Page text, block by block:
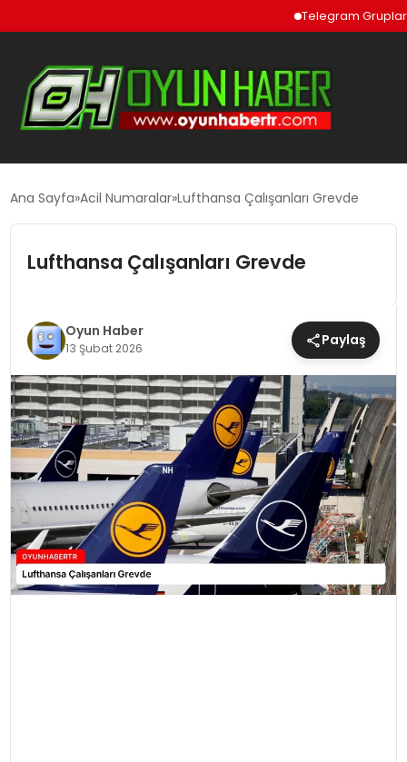
Telegram Grupları ve
GÜNCEL
EĞITIM
MAGAZIN
SAĞLIK
TEKNOLOJI
YAŞAM
Ana Sayfa Acil Numaralar Lufthansa Çalışanları Grevde
Lufthansa Çalışanları Grevde
Oyun Haber
13 Şubat 2026 Paylaş